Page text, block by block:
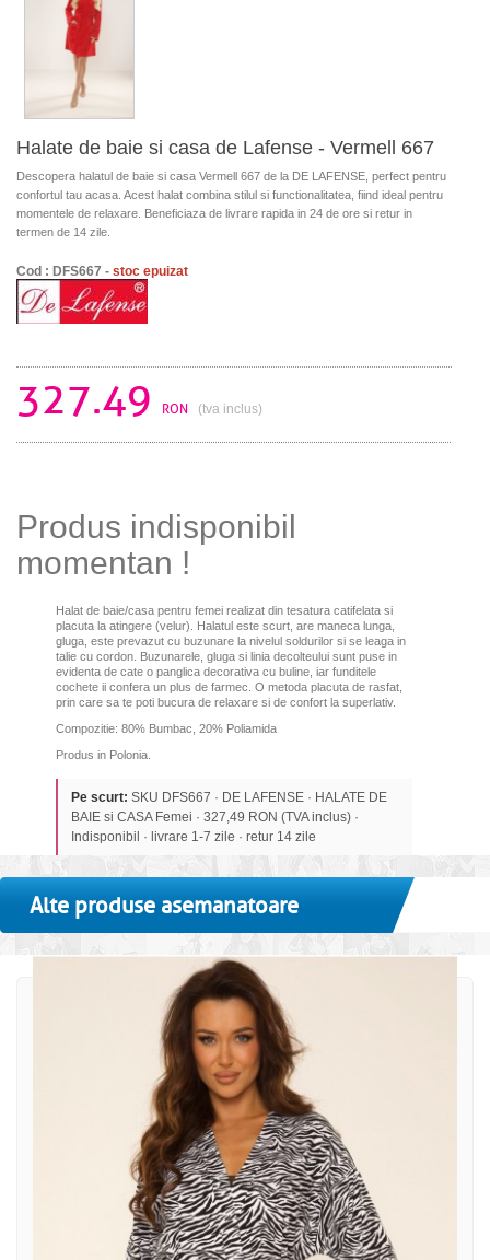
Halate de baie si casa de Lafense - Vermell 667
Descopera halatul de baie si casa Vermell 667 de la DE LAFENSE, perfect pentru
confortul tau acasa. Acest halat combina stilul si functionalitatea, fiind ideal pentru
momentele de relaxare. Beneficiaza de livrare rapida in 24 de ore si retur in
termen de 14 zile.
Cod : DFS667 - stoc epuizat
327.49 RON (tva inclus)
Produs indisponibil
momentan !
Halat de baie/casa pentru femei realizat din tesatura catifelata si
placuta la atingere (velur). Halatul este scurt, are maneca lunga,
gluga, este prevazut cu buzunare la nivelul soldurilor si se leaga in
talie cu cordon. Buzunarele, gluga si linia decolteului sunt puse in
evidenta de cate o panglica decorativa cu buline, iar funditele
cochete ii confera un plus de farmec. O metoda placuta de rasfat,
prin care sa te poti bucura de relaxare si de confort la superlativ.
Compozitie: 80% Bumbac, 20% Poliamida
Produs in Polonia.
Pe scurt: SKU DFS667 · DE LAFENSE · HALATE DE
BAIE si CASA Femei · 327,49 RON (TVA inclus) ·
Indisponibil · livrare 1-7 zile · retur 14 zile
Alte produse asemanatoare